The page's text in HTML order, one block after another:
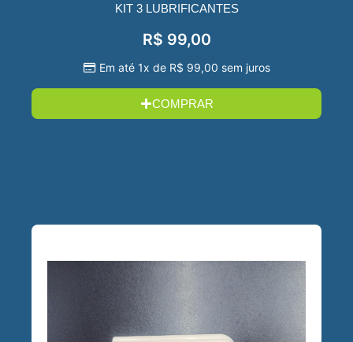
KIT 3 LUBRIFICANTES
R$ 99,00
Em até 1x de R$ 99,00 sem juros
COMPRAR